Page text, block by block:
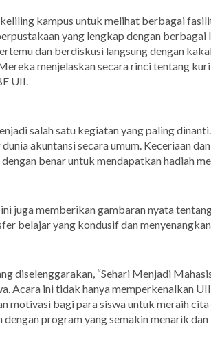
kampus untuk melihat berbagai
yang lengkap dengan
dan berdiskusi langsung dengan
menjelaskan secara rinci tentang
UII.
salah satu kegiatan yang paling
akuntansi secara umum. Keceriaan
benar untuk mendapatkan hadiah
juga memberikan gambaran nyata
belajar yang kondusif dan
diselenggarakan, “Sehari Menjadi
Acara ini tidak hanya memperkenalkan
motivasi bagi para siswa untuk meraih
program yang semakin menarik